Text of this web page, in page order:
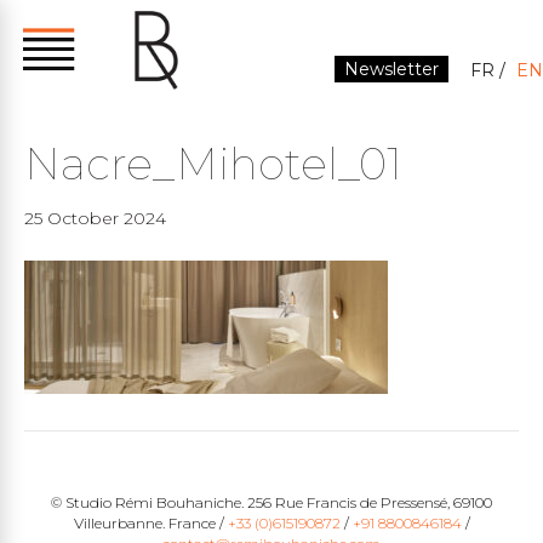
Newsletter FR EN
Nacre_Mihotel_01
25 October 2024
© Studio Rémi Bouhaniche. 256 Rue Francis de Pressensé, 69100
Villeurbanne. France / +33 (0)615190872/ +91 8800846184/